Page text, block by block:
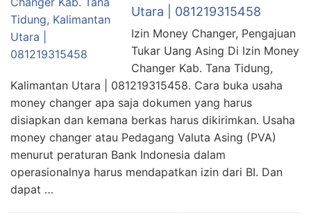
Utara | 081219315458
Izin Money Changer, Pengajuan
Tukar Uang Asing Di Izin Money
Changer Kab. Tana Tidung,
Kalimantan Utara | 081219315458. Cara buka usaha
money changer apa saja dokumen yang harus
disiapkan dan kemana berkas harus dikirimkan. Usaha
money changer atau Pedagang Valuta Asing (PVA)
menurut peraturan Bank Indonesia dalam
operasionalnya harus mendapatkan izin dari BI. Dan
dapat …